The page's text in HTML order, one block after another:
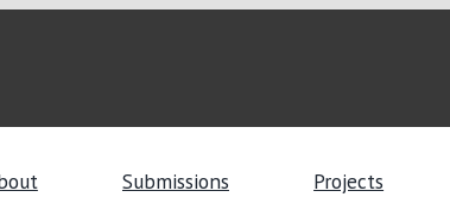
Submissions Projects